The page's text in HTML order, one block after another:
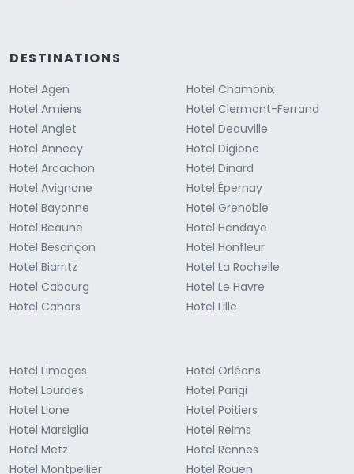
DESTINATIONS
Hotel Agen
Hotel Amiens
Hotel Anglet
Hotel Annecy
Hotel Arcachon
Hotel Avignone
Hotel Bayonne
Hotel Beaune
Hotel Besançon
Hotel Biarritz
Hotel Cabourg
Hotel Cahors
Hotel Chamonix
Hotel Clermont-Ferrand
Hotel Deauville
Hotel Digione
Hotel Dinard
Hotel Épernay
Hotel Grenoble
Hotel Hendaye
Hotel Honfleur
Hotel La Rochelle
Hotel Le Havre
Hotel Lille
Hotel Limoges
Hotel Lourdes
Hotel Lione
Hotel Marsiglia
Hotel Metz
Hotel Montpellier
Hotel Orléans
Hotel Parigi
Hotel Poitiers
Hotel Reims
Hotel Rennes
Hotel Rouen